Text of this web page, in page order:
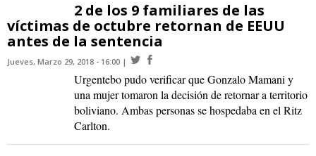
2 de los 9 familiares de las
víctimas de octubre retornan de EEUU
antes de la sentencia
Jueves, Marzo 29, 2018 - 16:00
Urgentebo pudo verificar que Gonzalo Mamani y
una mujer tomaron la decisión de retornar a territorio
boliviano. Ambas personas se hospedaba en el Ritz
Carlton.